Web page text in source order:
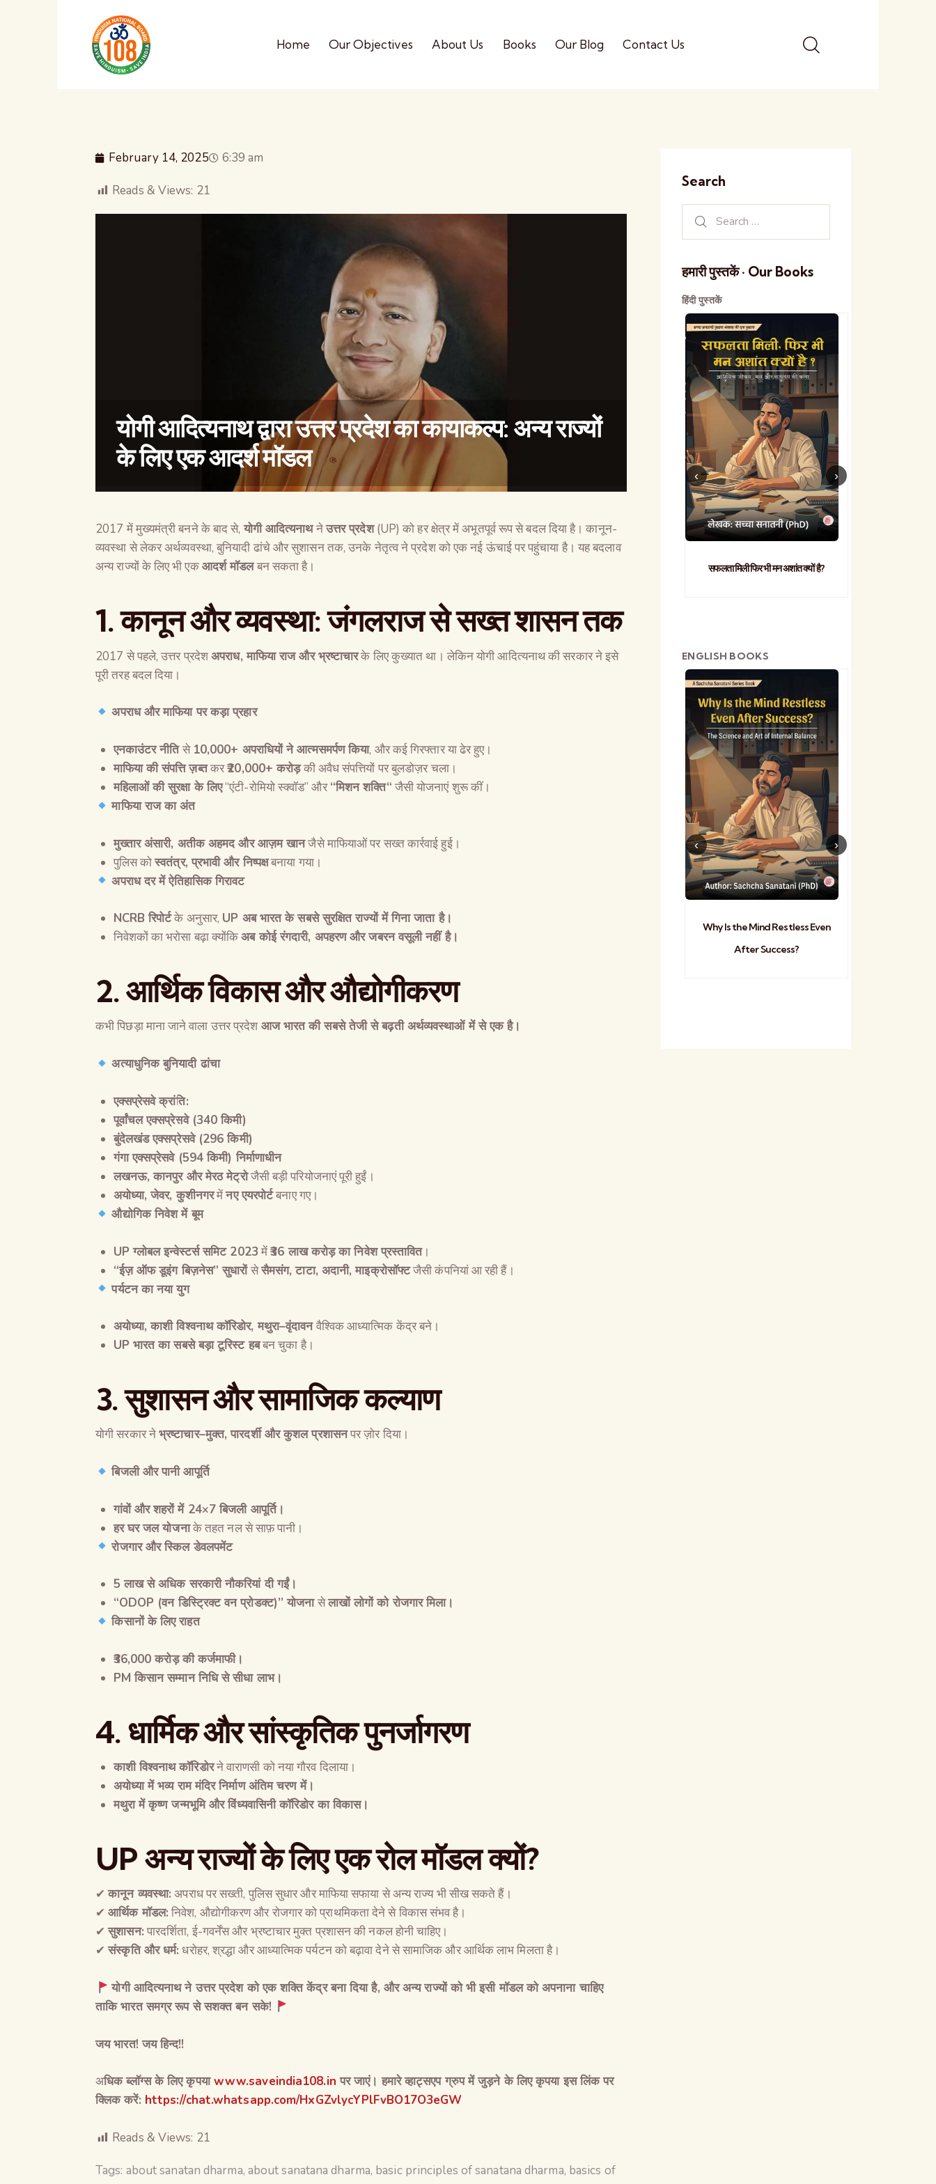
Home Our Objectives About Us Books Our Blog Contact Us
February 14, 2025 6:39 am
Reads & Views: 21
योगी आदित्यनाथ द्वारा उत्तर प्रदेश का कायाकल्प: अन्य राज्यों
के लिए एक आदर्श मॉडल
2017 में मुख्यमंत्री बनने के बाद से,योगी आदित्यनाथनेउत्तर प्रदेश(UP) को हर क्षेत्र में अभूतपूर्व रूप से बदल दिया है। कानून-
व्यवस्था से लेकर अर्थव्यवस्था, बुनियादी ढांचे और सुशासन तक, उनके नेतृत्व ने प्रदेश को एक नई ऊंचाई पर पहुंचाया है। यह बदलाव
अन्य राज्यों के लिए भी एकआदर्श मॉडलबन सकता है।
1.कानून और व्यवस्था:जंगलराज से सख्त शासन तक
2017 से पहले, उत्तर प्रदेशअपराध,माफिया राज और भ्रष्टाचारके लिए कुख्यात था। लेकिन योगी आदित्यनाथ की सरकार ने इसे
पूरी तरह बदल दिया।
अपराध और माफिया पर कड़ा प्रहार
एनकाउंटर नीतिसे 10,000+ अपराधियों ने आत्मसमर्पण किया, और कई गिरफ्तार या ढेर हुए।
माफिया की संपत्ति ज़ब्तकर₹20,000+करोड़की अवैध संपत्तियों पर बुलडोज़र चला।
महिलाओं की सुरक्षा के लिए“एंटी-रोमियो स्क्वॉड” और“मिशन शक्ति“ जैसी योजनाएं शुरू कीं।
माफिया राज का अंत
मुख्तार अंसारी, अतीक अहमद और आज़म खानजैसे माफियाओं पर सख्त कार्रवाई हुई।
पुलिस कोस्वतंत्र,प्रभावी और निष्पक्षबनाया गया।
अपराध दर में ऐतिहासिक गिरावट
NCRBरिपोर्टके अनुसार, UP अब भारत के सबसे सुरक्षित राज्यों में गिना जाता है।
निवेशकों का भरोसा बढ़ा क्योंकिअब कोई रंगदारी, अपहरण और जबरन वसूली नहीं है।
2.आर्थिक विकास और औद्योगीकरण
कभी पिछड़ा माना जाने वाला उत्तर प्रदेश आज भारत की सबसे तेजी से बढ़ती अर्थव्यवस्थाओं में से एक है।
अत्याधुनिक बुनियादी ढांचा
एक्सप्रेसवे क्रांति:
पूर्वांचल एक्सप्रेसवे (340किमी)
बुंदेलखंड एक्सप्रेसवे (296किमी)
गंगा एक्सप्रेसवे (594किमी)निर्माणाधीन
लखनऊ,कानपुर और मेरठ मेट्रोजैसी बड़ी परियोजनाएं पूरी हुईं।
अयोध्या,जेवर,कुशीनगरमेंनए एयरपोर्टबनाए गए।
औद्योगिक निवेश में बूम
UPग्लोबल इन्वेस्टर्स समिट 2023 में₹36लाख करोड़ का निवेश प्रस्तावित।
“ईज़ ऑफ डूइंग बिज़नेस”सुधारोंसेसैमसंग,टाटा, अदानी,माइक्रोसॉफ्टजैसी कंपनियां आ रही हैं।
पर्यटन का नया युग
अयोध्या,काशी विश्वनाथ कॉरिडोर,मथुरा–वृंदावनवैश्विक आध्यात्मिक केंद्र बने।
UP भारत का सबसे बड़ा टूरिस्ट हबबन चुका है।
3.सुशासन और सामाजिक कल्याण
योगी सरकार नेभ्रष्टाचार–मुक्त,पारदर्शी और कुशल प्रशासनपर ज़ोर दिया।
बिजली और पानी आपूर्ति
गांवों और शहरों में 24×7बिजली आपूर्ति।
हर घर जल योजनाके तहत नल से साफ़ पानी।
रोजगार और स्किल डेवलपमेंट
5लाख से अधिक सरकारी नौकरियां दी गईं।
“ODOP (वन डिस्ट्रिक्ट वन प्रोडक्ट)”योजनासेलाखों लोगों को रोजगार मिला।
किसानों के लिए राहत
₹36,000करोड़ की कर्जमाफी।
PMकिसान सम्मान निधि से सीधा लाभ।
4. धार्मिक और सांस्कृतिक पुनर्जागरण
काशी विश्वनाथ कॉरिडोरने वाराणसी को नया गौरव दिलाया।
अयोध्या में भव्य राम मंदिर निर्माण अंतिम चरण में।
मथुरा में कृष्ण जन्मभूमि और विंध्यवासिनी कॉरिडोर का विकास।
UP अन्य राज्यों के लिए एक रोल मॉडल क्यों?
✔कानून व्यवस्था: अपराध पर सख्ती, पुलिस सुधार और माफिया सफाया से अन्य राज्य भी सीख सकते हैं।
✔आर्थिक मॉडल: निवेश, औद्योगीकरण और रोजगार को प्राथमिकता देने से विकास संभव है।
✔सुशासन: पारदर्शिता, ई-गवर्नेंस और भ्रष्टाचार मुक्त प्रशासन की नकल होनी चाहिए।
✔संस्कृति और धर्म: धरोहर, श्रद्धा और आध्यात्मिक पर्यटन को बढ़ावा देने से सामाजिक और आर्थिक लाभ मिलता है।
योगी आदित्यनाथ ने उत्तर प्रदेश को एक शक्ति केंद्र बना दिया है, और अन्य राज्यों को भी इसी मॉडल को अपनाना चाहिए
ताकि भारत समग्र रूप से सशक्त बन सके!
जय भारत! जय हिन्द!!
अधिक ब्लॉग्स के लिए कृपयाwww.saveindia108.in पर जाएं। हमारे व्हाट्सएप ग्रुप में जुड़ने के लिए कृपया इस लिंक पर
क्लिक करें: https://chat.whatsapp.com/HxGZvlycYPlFvBO17O3eGW
Reads & Views: 21
Tags: about sanatan dharma, about sanatana dharma, basic principles of sanatana dharma, basics of
Search
हमारी पुस्तकें · Our Books
हिंदी पुस्तकें
वैश्विक कुरुक्षेत्र
सफलता मिली फिर भी मन अशांत क्यों है?
ENGLISH BOOKS
Why Is the Mind Restless Even
After Success?